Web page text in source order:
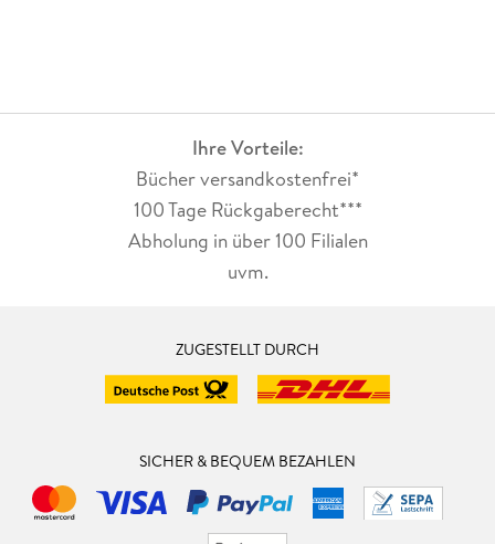
Ihre Vorteile:
Bücher versandkostenfrei*
100 Tage Rückgaberecht***
Abholung in über 100 Filialen
uvm.
ZUGESTELLT DURCH
SICHER & BEQUEM BEZAHLEN